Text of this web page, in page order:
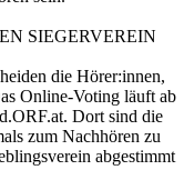
SIEGERVEREIN
die Hörer:innen,
Online-Voting läuft ab
Dort sind die
zum Nachhören zu
abgestimmt